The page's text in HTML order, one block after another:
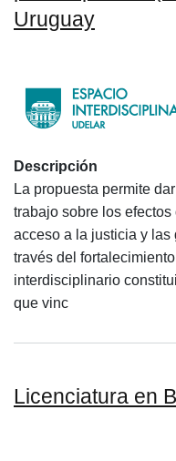
Uruguay
Descripción
La propuesta permite
trabajo sobre los efectos
acceso a la justicia y las
través del
interdisciplinario
que vinc
Licenciatura en